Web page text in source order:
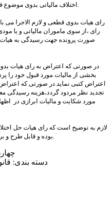
اختلاف مالیاتی بدوی موضوع قانون مالیات های مستقیم احاله می شود.
رای ،از سوی ماموران مالیاتی و یا
صورت پرونده جهت رسیدگی به هیات
در صورتی که اعتراض به رای هیات
بخشی از مالیات مورد قبول خود را
اعتراض کتبی نماید.در صورتی که
تجدید نظر مردود گردد،هزینه رسیدگی
مورد شکایت و مالیات ابرازی در
لازم به توضیح است که رای هیات حل
بوده و قابل طرح و بررسی در شورای عالی مالیاتی نمی باشد.
دسته بندی: